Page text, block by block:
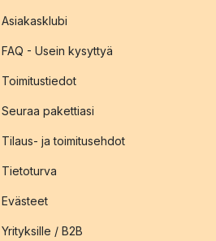
Asiakasklubi
FAQ - Usein kysyttyä
Toimitustiedot
Seuraa pakettiasi
Tilaus- ja toimitusehdot
Tietoturva
Evästeet
Yrityksille / B2B